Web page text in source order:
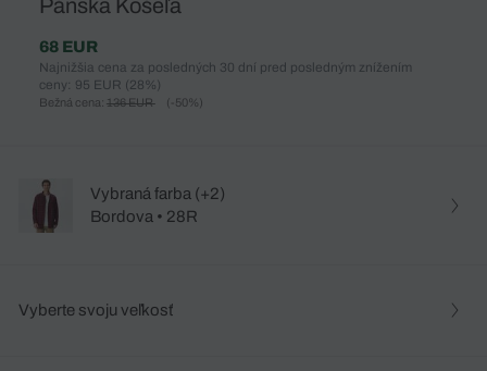
Pánska Košeľa
68 EUR
Najnižšia cena za posledných 30 dní pred posledným znížením
ceny: 95 EUR (28%)
Bežná cena: 136 EUR (-50%)
Vybraná farba (+2)
Bordova • 28R
Vyberte svoju veľkosť